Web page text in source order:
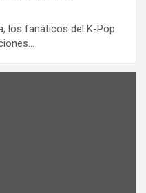
los fanáticos del K-Pop